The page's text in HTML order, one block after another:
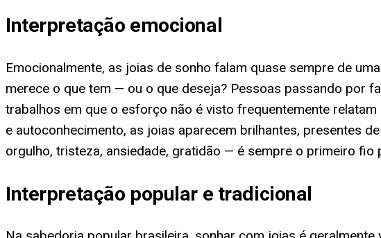
Interpretação emocional
Emocionalmente, as joias de sonho falam quase sempre de
merece o que tem — ou o que deseja? Pessoas passando por
trabalhos em que o esforço não é visto frequentemente
e autoconhecimento, as joias aparecem brilhantes, presentes
orgulho, tristeza, ansiedade, gratidão — é sempre o primeiro fio
Interpretação popular e tradicional